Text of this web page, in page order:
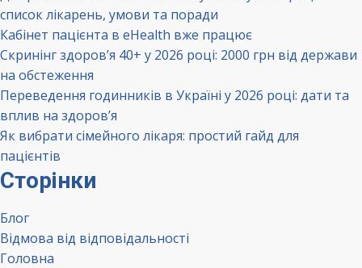
список лікарень, умови та поради
Кабінет пацієнта в eHealth вже працює
Скринінг здоров’я 40+ у 2026 році: 2000 грн від держави
на обстеження
Переведення годинників в Україні у 2026 році: дати та
вплив на здоров’я
Як вибрати сімейного лікаря: простий гайд для
пацієнтів
Сторінки
Блог
Відмова від відповідальності
Головна